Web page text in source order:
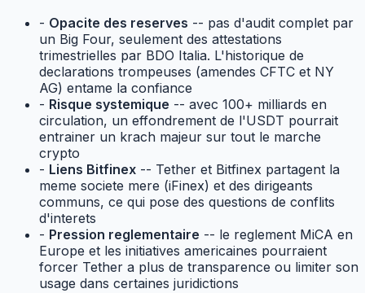
- Opacite des reserves -- pas d'audit complet par
un Big Four, seulement des attestations
trimestrielles par BDO Italia. L'historique de
declarations trompeuses (amendes CFTC et NY
AG) entame la confiance
- Risque systemique -- avec 100+ milliards en
circulation, un effondrement de l'USDT pourrait
entrainer un krach majeur sur tout le marche
crypto
- Liens Bitfinex -- Tether et Bitfinex partagent la
meme societe mere (iFinex) et des dirigeants
communs, ce qui pose des questions de conflits
d'interets
- Pression reglementaire -- le reglement MiCA en
Europe et les initiatives americaines pourraient
forcer Tether a plus de transparence ou limiter son
usage dans certaines juridictions